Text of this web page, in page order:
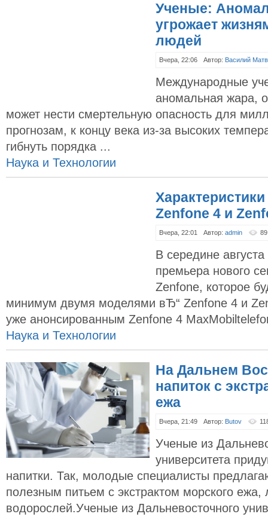
Ученые:
угрожает
людей
Вчера, 22:06 Автор: Василий
Международные
аномальная жара,
может нести смертельную опасность для
прогнозам, к концу века из-за высоких
гибнуть порядка ...
Наука и Технологии
Zenfone 4 и
Вчера, 22:01 Автор: admin 89
В середине
премьера нового
Zenfone, которое
минимум двумя моделями вЂ“ Zenfone 4 и
уже анонсированным Zenfone 4
Наука и Технологии
На Дальнем
напиток с
ежа
Вчера, 21:49 Автор: Butov
Ученые из
университета
напитки. Так, молодые специалисты
полезным питьем с экстрактом морского ежа,
водорослей.Ученые из Дальневосточного